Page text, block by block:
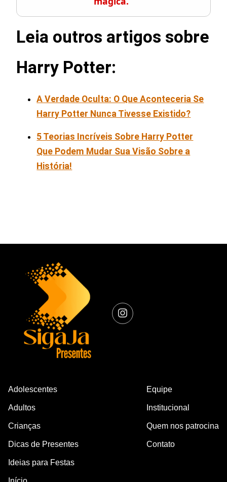
Leia outros artigos sobre
Harry Potter:
A Verdade Oculta: O Que Aconteceria Se
Harry Potter Nunca Tivesse Existido?
5 Teorias Incríveis Sobre Harry Potter
Que Podem Mudar Sua Visão Sobre a
História!
Adolescentes
Adultos
Crianças
Dicas de Presentes
Ideias para Festas
Equipe
Institucional
Quem nos patrocina
Contato